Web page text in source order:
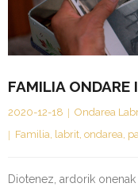
- Jabetza
FAMILIA ONDARE
2020-12-18 Ondarea
Familia, labrit, ondarea,
Diotenez, ardorik